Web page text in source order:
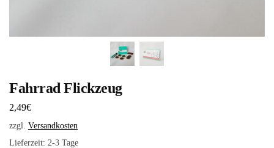
Fahrrad Flickzeug
2,49€
zzgl. Versandkosten
Lieferzeit: 2-3 Tage